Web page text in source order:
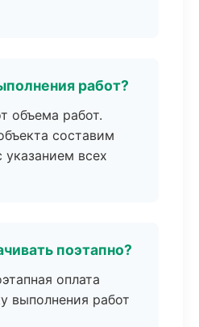
работ?
объема работ.
составим
всех
поэтапно?
оплата
выполнения работ